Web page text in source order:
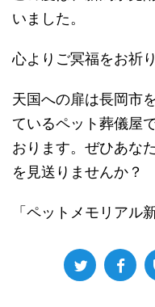
いました。
心よりご冥福をお祈
天国への扉は長岡市
ているペット葬儀屋
おります。ぜひあな
を見送りませんか？
「ペットメモリアル